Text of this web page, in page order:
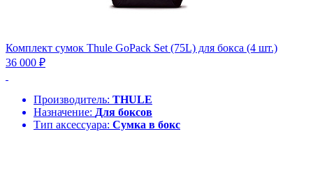
Комплект сумок Thule GoPack Set (75L) для бокса (4 шт.)
36 000 ₽
Производитель: THULE
Назначение: Для боксов
Тип аксессуара: Сумка в бокс